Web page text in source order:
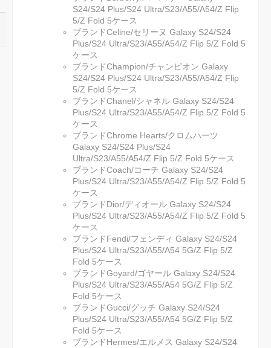
S24/S24 Plus/S24 Ultra/S23/A55/A54/Z Flip
5/Z Fold 5ケース
ブランドCeline/セリーヌ Galaxy S24/S24
Plus/S24 Ultra/S23/A55/A54/Z Flip 5/Z Fold 5
ケース
ブランドChampion/チャンピオン Galaxy
S24/S24 Plus/S24 Ultra/S23/A55/A54/Z Flip
5/Z Fold 5ケース
ブランドChanel/シャネル Galaxy S24/S24
Plus/S24 Ultra/S23/A55/A54/Z Flip 5/Z Fold 5
ケース
ブランドChrome Hearts/クロムハーツ
Galaxy S24/S24 Plus/S24
Ultra/S23/A55/A54/Z Flip 5/Z Fold 5ケース
ブランドCoach/コーチ Galaxy S24/S24
Plus/S24 Ultra/S23/A55/A54/Z Flip 5/Z Fold 5
ケース
ブランドDior/ディオール Galaxy S24/S24
Plus/S24 Ultra/S23/A55/A54/Z Flip 5/Z Fold 5
ケース
ブランドFendi/フェンディ Galaxy S24/S24
Plus/S24 Ultra/S23/A55/A54 5G/Z Flip 5/Z
Fold 5ケース
ブランドGoyard/ゴヤール Galaxy S24/S24
Plus/S24 Ultra/S23/A55/A54 5G/Z Flip 5/Z
Fold 5ケース
ブランドGucci/グッチ Galaxy S24/S24
Plus/S24 Ultra/S23/A55/A54 5G/Z Flip 5/Z
Fold 5ケース
ブランドHermes/エルメス Galaxy S24/S24